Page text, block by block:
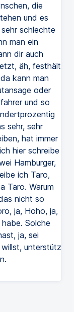
die
und es
schlechte
man ein
dir auch
äh, festhält
kann man
oder
und so
sehr, sehr
hat immer
hier schreibe
Hamburger,
ich Taro,
Taro. Warum
nicht so
ja, Hoho, ja,
Solche
ja, sei
unterstütz